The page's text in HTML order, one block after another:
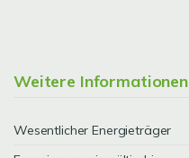
Weitere Informationen
Wesentlicher Energieträger